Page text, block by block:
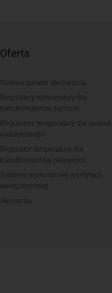
Oferta
Gotowe panele sterowania
Regulatory temperatury dla
transformatorów suchych
Regulatory temperatury dla zespołu
elektrycznego
Regulator temperatury dla
transformatorów olejowych
Systemy wymuszonej wentylacji
wentylatorowej
Akcesoria